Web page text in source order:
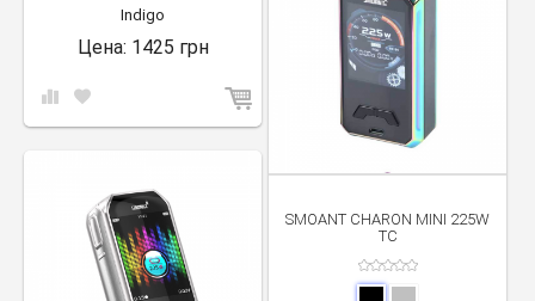
Indigo
Цена: 1425 грн
SMOANT CHARON MINI 225W
TC